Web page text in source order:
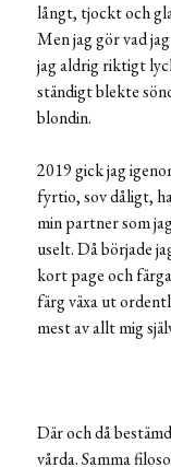
långt, tjockt och
Men jag gör vad
jag aldrig riktigt
ständigt blekte
blondin.
2019 gick jag
fyrtio, sov dåligt,
min partner som
uselt. Då började
kort page och
färg växa ut
mest av allt mig
Där och då
vårda. Samma